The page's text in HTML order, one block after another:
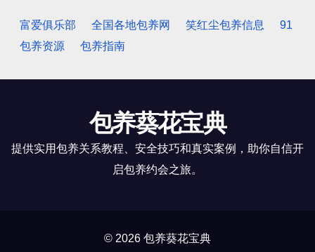
富爱俱乐部 全国各地包养网 笑红尘包养信息
91
包养资源
包养指南
包养葵花宝典
提供实用包养关系教程、安全技巧和真实案例，助你自信开
启包养约会之旅。
© 2026 包养葵花宝典